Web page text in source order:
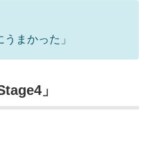
まかった」
」